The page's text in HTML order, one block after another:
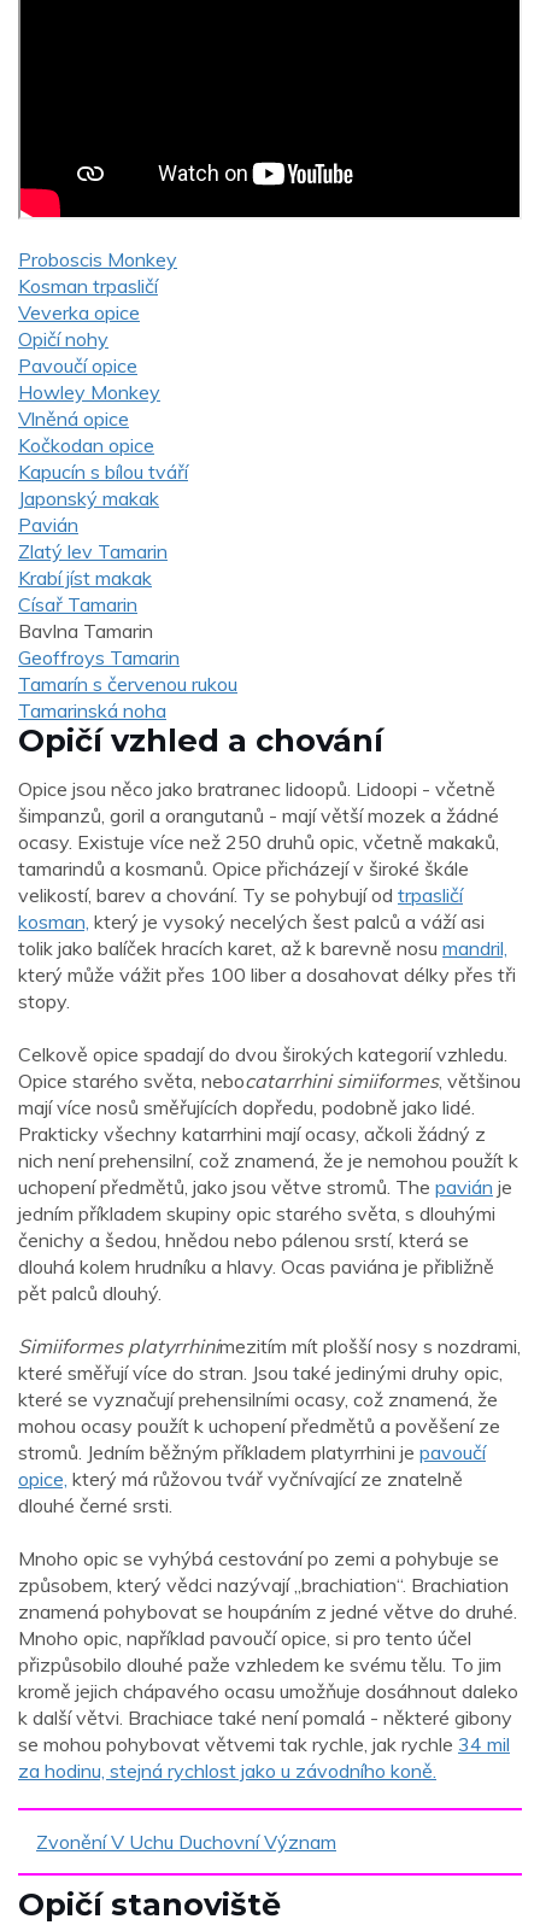
Proboscis Monkey
Kosman trpasličí
Veverka opice
Opičí nohy
Pavoučí opice
Howley Monkey
Vlněná opice
Kočkodan opice
Kapucín s bílou tváří
Japonský makak
Pavián
Zlatý lev Tamarin
Krabí jíst makak
Císař Tamarin
Bavlna Tamarin
Geoffroys Tamarin
Tamarín s červenou rukou
Tamarinská noha
Opičí vzhled a chování
Opice jsou něco jako bratranec lidoopů. Lidoopi - včetně
šimpanzů, goril a orangutanů - mají větší mozek a žádné
ocasy. Existuje více než 250 druhů opic, včetně makaků,
tamarindů a kosmanů. Opice přicházejí v široké škále
velikostí, barev a chování. Ty se pohybují od trpasličí
kosman, který je vysoký necelých šest palců a váží asi
tolik jako balíček hracích karet, až k barevně nosu mandril,
který může vážit přes 100 liber a dosahovat délky přes tři
stopy.
Celkově opice spadají do dvou širokých kategorií vzhledu.
Opice starého světa, nebocatarrhini simiiformes, většinou
mají více nosů směřujících dopředu, podobně jako lidé.
Prakticky všechny katarrhini mají ocasy, ačkoli žádný z
nich není prehensilní, což znamená, že je nemohou použít k
uchopení předmětů, jako jsou větve stromů. The pavián je
jedním příkladem skupiny opic starého světa, s dlouhými
čenichy a šedou, hnědou nebo pálenou srstí, která se
dlouhá kolem hrudníku a hlavy. Ocas paviána je přibližně
pět palců dlouhý.
Simiiformes platyrrhinimezitím mít plošší nosy s nozdrami,
které směřují více do stran. Jsou také jedinými druhy opic,
které se vyznačují prehensilními ocasy, což znamená, že
mohou ocasy použít k uchopení předmětů a pověšení ze
stromů. Jedním běžným příkladem platyrrhini je pavoučí
opice, který má růžovou tvář vyčnívající ze znatelně
dlouhé černé srsti.
Mnoho opic se vyhýbá cestování po zemi a pohybuje se
způsobem, který vědci nazývají „brachiation“. Brachiation
znamená pohybovat se houpáním z jedné větve do druhé.
Mnoho opic, například pavoučí opice, si pro tento účel
přizpůsobilo dlouhé paže vzhledem ke svému tělu. To jim
kromě jejich chápavého ocasu umožňuje dosáhnout daleko
k další větvi. Brachiace také není pomalá - některé gibony
se mohou pohybovat větvemi tak rychle, jak rychle 34 mil
za hodinu, stejná rychlost jako u závodního koně.
Zvonění V Uchu Duchovní Význam
Opičí stanoviště